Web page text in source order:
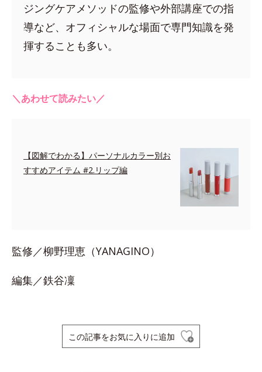
ジングケアメソッドの監修や外部講座での指
導など、オフィシャルな場面で専門知識を発
揮することも多い。
＼あわせて読みたい／
【図解でわかる】パーソナルカラー別お
すすめアイテム #2.リップ編
監修／柳野理恵（YANAGINO）
編集／鉄谷凜
この記事をお気に入りに追加